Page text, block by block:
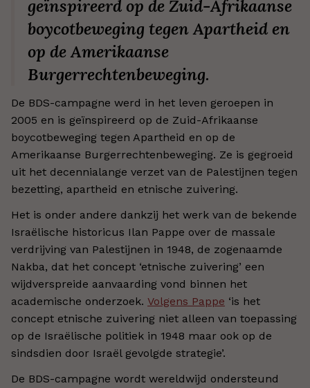
geïnspireerd op de Zuid-Afrikaanse
boycotbeweging tegen Apartheid en
op de Amerikaanse
Burgerrechtenbeweging.
De BDS-campagne werd in het leven geroepen in
2005 en is geïnspireerd op de Zuid-Afrikaanse
boycotbeweging tegen Apartheid en op de
Amerikaanse Burgerrechtenbeweging. Ze is gegroeid
uit het decennialange verzet van de Palestijnen tegen
bezetting, apartheid en etnische zuivering.
Het is onder andere dankzij het werk van de bekende
Israëlische historicus Ilan Pappe over de massale
verdrijving van Palestijnen in 1948, de zogenaamde
Nakba, dat het concept ‘etnische zuivering’ een
wijdverspreide aanvaarding vond binnen het
academische onderzoek. Volgens Pappe ‘is het
concept etnische zuivering niet alleen van toepassing
op de Israëlische politiek in 1948 maar ook op de
sindsdien door Israël gevolgde strategie’.
De BDS-campagne wordt wereldwijd ondersteund